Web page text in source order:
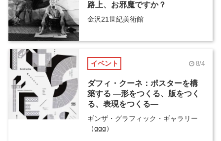
路上、お邪魔ですか？
金沢21世紀美術館
イベント 8/4
ダフィ・クーネ：ポスターを構
築する ―形をつくる、版をつく
る、表現をつくる―
ギンザ・グラフィック・ギャラリー
（ggg）